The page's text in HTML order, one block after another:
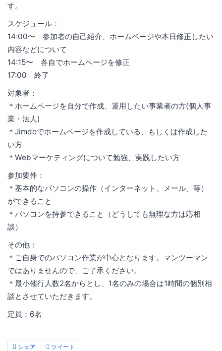
す。
スケジュール：
14:00〜 参加者の自己紹介、ホームページや本日修正したい
内容などについて
14:15〜 各自でホームページを修正
17:00 終了
対象者：
＊ホームページを自分で作成、運用したい事業者の方(個人事
業・法人)
＊Jimdoでホームページを作成している、もしくは作成した
い方
＊Webマーケティングについて勉強、実践したい方
参加要件：
＊基本的なパソコンの操作（インターネット、メール、等）
ができること
＊パソコンを持参できること（どうしても無理な方は応相
談）
その他：
＊ご自身でのパソコン作業が中心となります。マンツーマン
ではありませんので、ご了承ください。
＊最小催行人数2名からとし、1名のみの場合は1時間の個別相
談とさせていただきます。
定員：6名
シェア ツイート